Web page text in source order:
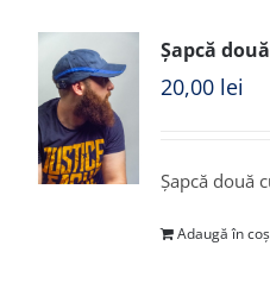
Șapcă
20,00 lei
Șapcă două
Adaugă în coș